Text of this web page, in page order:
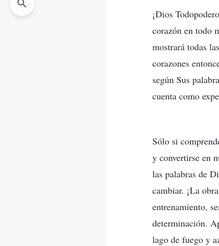
¡Dios
corazón en todo
mostrará todas
corazones
según Sus
cuenta como
Sólo si
y convertirse en
las palabras de
cambiar. ¡La
entrenamiento,
determinación.
lago de fuego y